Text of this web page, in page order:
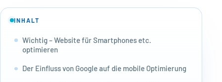
INHALT
Wichtig – Website für Smartphones etc.
optimieren
Der Einfluss von Google auf die mobile Optimierung